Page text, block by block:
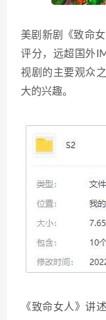
美剧新剧《致命
评分，远超国外
视剧的主要观众
大的兴趣。
《致命女人》讲